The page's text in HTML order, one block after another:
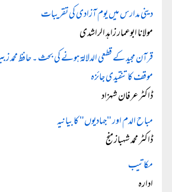
دینی مدارس میں یوم آزادی کی تقریبات
مولانا ابوعمار زاہد الراشدی
قرآن مجید کے قطعی الدلالۃ ہونے کی بحث ۔ حافظ
موقف کا تنقیدی جائزہ
ڈاکٹر عرفان شہزاد
مباح الدم اور "جہادیوں" کا بیانیہ
ڈاکٹر محمد شہباز منج
مکاتیب
ادارہ